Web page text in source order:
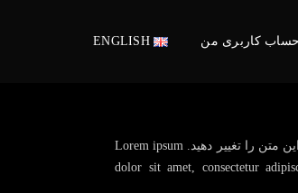
حساب کاربری من ENGLISH
من یک بلاک متن هستم، روی دکمه ویرایش کلیک کنید تا این متن را تغییر دهید. Lorem ipsum
dolor sit amet, consectetur